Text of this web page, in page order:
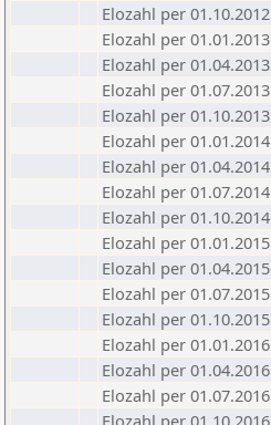
Elozahl per 01.10.2012
Elozahl per 01.01.2013
Elozahl per 01.04.2013
Elozahl per 01.07.2013
Elozahl per 01.10.2013
Elozahl per 01.01.2014
Elozahl per 01.04.2014
Elozahl per 01.07.2014
Elozahl per 01.10.2014
Elozahl per 01.01.2015
Elozahl per 01.04.2015
Elozahl per 01.07.2015
Elozahl per 01.10.2015
Elozahl per 01.01.2016
Elozahl per 01.04.2016
Elozahl per 01.07.2016
Elozahl per 01.10.2016